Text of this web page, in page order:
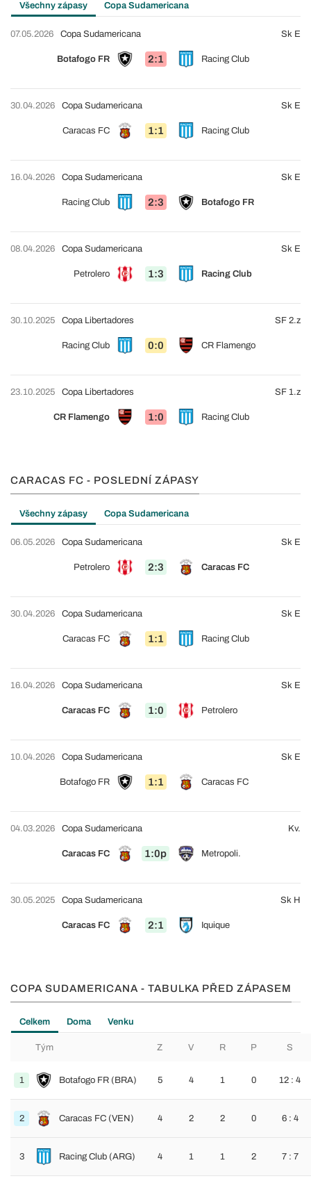
Všechny zápasy Copa Sudamericana
07.05.2026
Botafogo FR 2:1 Racing Club
Copa Sudamericana Sk E
30.04.2026
Caracas FC 1:1 Racing Club
Copa Sudamericana Sk E
16.04.2026
Racing Club 2:3 Botafogo FR
Copa Sudamericana Sk E
08.04.2026
Petrolero 1:3 Racing Club
Copa Sudamericana Sk E
30.10.2025
Racing Club 0:0 CR Flamengo
Copa Libertadores SF 2.z
23.10.2025
CR Flamengo 1:0 Racing Club
Copa Libertadores SF 1.z
CARACAS FC - POSLEDNÍ ZÁPASY
Všechny zápasy Copa Sudamericana
06.05.2026
Petrolero 2:3 Caracas FC
Copa Sudamericana Sk E
30.04.2026
Caracas FC 1:1 Racing Club
Copa Sudamericana Sk E
16.04.2026
Caracas FC 1:0 Petrolero
Copa Sudamericana Sk E
10.04.2026
Botafogo FR 1:1 Caracas FC
Copa Sudamericana Sk E
04.03.2026
Caracas FC 1:0p Metropoli.
Copa Sudamericana Kv.
30.05.2025
Caracas FC 2:1 Iquique
Copa Sudamericana Sk H
COPA SUDAMERICANA - TABULKA PŘED ZÁPASEM
Celkem Doma Venku
Tým Z V R P S
1 Botafogo FR (BRA) 5 4 1 0 12 : 4
2 Caracas FC (VEN) 4 2 2 0 6 : 4
3 Racing Club (ARG) 4 1 1 2 7 : 7